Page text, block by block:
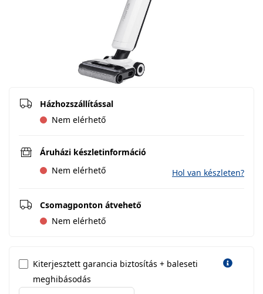
Házhozszállítással
Nem elérhető
Áruházi készletinformáció
Nem elérhető
Hol van készleten?
Csomagponton átvehető
Nem elérhető
Kiterjesztett garancia biztosítás + baleseti
meghibásodás